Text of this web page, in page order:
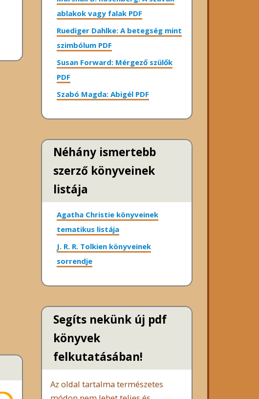
ablakok vagy falak PDF
Ruediger Dahlke: A betegség mint
szimbólum PDF
Susan Forward: Mérgező szülők
PDF
Szabó Magda: Abigél PDF
Néhány ismertebb
szerző könyveinek
listája
Agatha Christie könyveinek
tematikus listája
J. R. R. Tolkien könyveinek
sorrendje
Segíts nekünk új pdf
könyvek
felkutatásában!
Az oldal tartalma természetes